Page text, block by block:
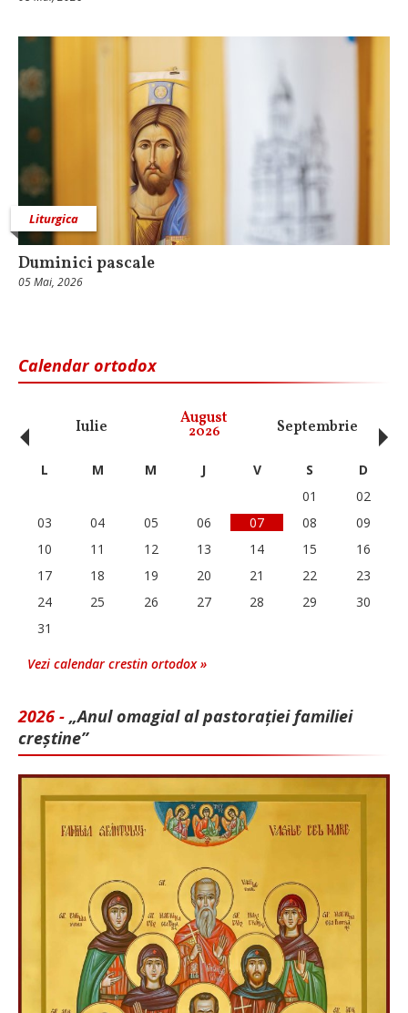
Liturgica
Duminici pascale
05 Mai, 2026
Calendar ortodox
Iulie August
2026 Septembrie
‹ L M M J V S
D
01
02
03
04 05 06 07 08
09
10
11 12 13 14 15
16
17
18 19 20 21 22
23
24
25 26 27 28 29
30
31
Vezi calendar crestin ortodox »
2026 - „Anul omagial al pastorației familiei
creștine”